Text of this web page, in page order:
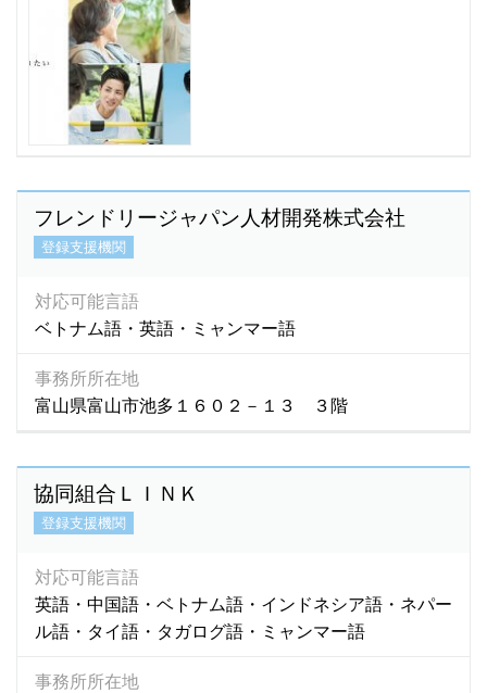
フレンドリージャパン人材開発株式会社
登録支援機関
対応可能言語
ベトナム語・英語・ミャンマー語
事務所所在地
富山県富山市池多１６０２－１３ ３階
協同組合ＬＩＮＫ
登録支援機関
対応可能言語
英語・中国語・ベトナム語・インドネシア語・ネパー
ル語・タイ語・タガログ語・ミャンマー語
事務所所在地